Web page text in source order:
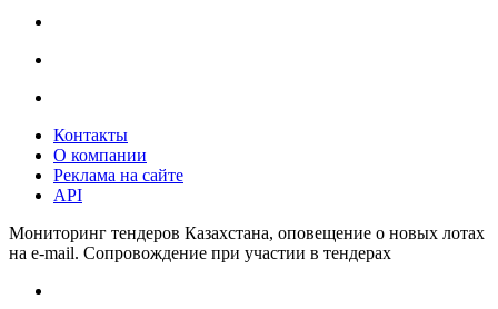
Контакты
О компании
Реклама на сайте
API
Мониторинг тендеров Казахстана, оповещение о новых лотах
на e-mail. Сопровождение при участии в тендерах